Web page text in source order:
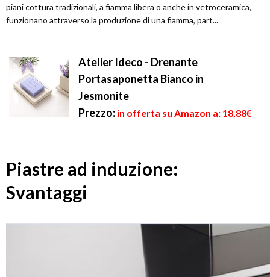
piani cottura tradizionali, a fiamma libera o anche in vetroceramica,
funzionano attraverso la produzione di una fiamma, part...
Atelier Ideco - Drenante
Portasaponetta Bianco in
Jesmonite
Prezzo: in offerta su Amazon a: 18,88€
Piastre ad induzione:
Svantaggi